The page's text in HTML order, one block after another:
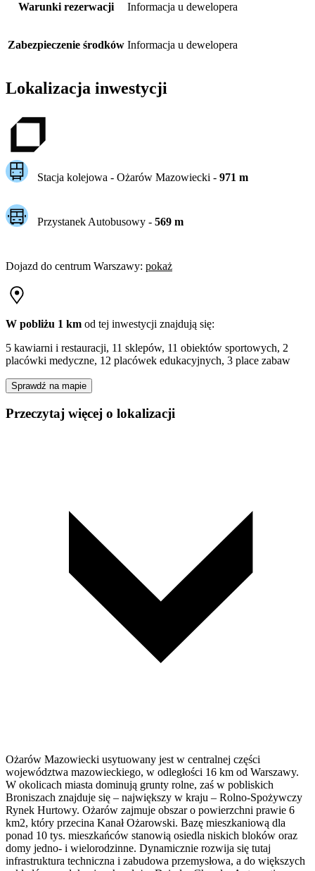
Warunki rezerwacji Informacja u dewelopera
Zabezpieczenie środków Informacja u dewelopera
Lokalizacja inwestycji
Stacja kolejowa - Ożarów Mazowiecki - 971 m
Przystanek Autobusowy - 569m
Dojazd do centrum Warszawy: pokaż
W pobliżu 1 km od tej inwestycji znajdują się:
5 kawiarni i restauracji, 11 sklepów, 11 obiektów sportowych, 2
placówki medyczne, 12 placówek edukacyjnych, 3 place zabaw
Sprawdź na mapie
Przeczytaj więcej o lokalizacji
Ożarów Mazowiecki usytuowany jest w centralnej części
województwa mazowieckiego, w odległości 16 km od Warszawy.
W okolicach miasta dominują grunty rolne, zaś w pobliskich
Broniszach znajduje się – największy w kraju – Rolno-Spożywczy
Rynek Hurtowy. Ożarów zajmuje obszar o powierzchni prawie 6
km2, który przecina Kanał Ożarowski. Bazę mieszkaniową dla
ponad 10 tys. mieszkańców stanowią osiedla niskich bloków oraz
domy jedno- i wielorodzinne. Dynamicznie rozwija się tutaj
infrastruktura techniczna i zabudowa przemysłowa, a do większych